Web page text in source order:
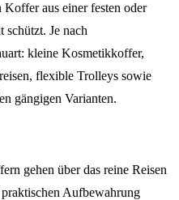
aus einer festen oder
schützt. Je nach
kleine Kosmetikkoffer,
flexible Trolleys sowie
gängigen Varianten.
gehen über das reine Reisen
Aufbewahrung